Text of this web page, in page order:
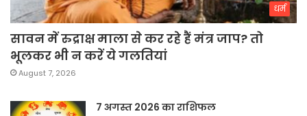
धर्म
सावन में रुद्राक्ष माला से कर रहे हैं मंत्र जाप? तो
भूलकर भी न करें ये गलतियां
August 7, 2026
7 अगस्त 2026 का राशिफल